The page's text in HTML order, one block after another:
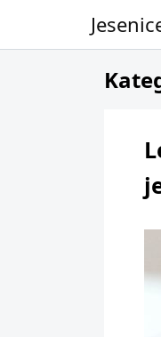
Skip to content